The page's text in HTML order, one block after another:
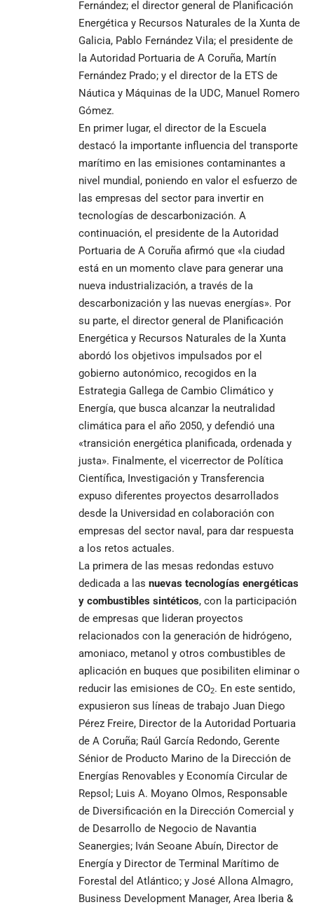
Fernández; el director general de Planificación
Energética y Recursos Naturales de la Xunta de
Galicia, Pablo Fernández Vila; el presidente de
la Autoridad Portuaria de A Coruña, Martín
Fernández Prado; y el director de la ETS de
Náutica y Máquinas de la UDC, Manuel Romero
Gómez.
En primer lugar, el director de la Escuela
destacó la importante influencia del transporte
marítimo en las emisiones contaminantes a
nivel mundial, poniendo en valor el esfuerzo de
las empresas del sector para invertir en
tecnologías de descarbonización. A
continuación, el presidente de la Autoridad
Portuaria de A Coruña afirmó que «la ciudad
está en un momento clave para generar una
nueva industrialización, a través de la
descarbonización y las nuevas energías». Por
su parte, el director general de Planificación
Energética y Recursos Naturales de la Xunta
abordó los objetivos impulsados por el
gobierno autonómico, recogidos en la
Estrategia Gallega de Cambio Climático y
Energía, que busca alcanzar la neutralidad
climática para el año 2050, y defendió una
«transición energética planificada, ordenada y
justa». Finalmente, el vicerrector de Política
Científica, Investigación y Transferencia
expuso diferentes proyectos desarrollados
desde la Universidad en colaboración con
empresas del sector naval, para dar respuesta
a los retos actuales.
La primera de las mesas redondas estuvo
dedicada a las nuevas tecnologías energéticas
y combustibles sintéticos, con la participación
de empresas que lideran proyectos
relacionados con la generación de hidrógeno,
amoniaco, metanol y otros combustibles de
aplicación en buques que posibiliten eliminar o
reducir las emisiones de CO2. En este sentido,
expusieron sus líneas de trabajo Juan Diego
Pérez Freire, Director de la Autoridad Portuaria
de A Coruña; Raúl García Redondo, Gerente
Sénior de Producto Marino de la Dirección de
Energías Renovables y Economía Circular de
Repsol; Luis A. Moyano Olmos, Responsable
de Diversificación en la Dirección Comercial y
de Desarrollo de Negocio de Navantia
Seanergies; Iván Seoane Abuín, Director de
Energía y Director de Terminal Marítimo de
Forestal del Atlántico; y José Allona Almagro,
Business Development Manager, Area Iberia &